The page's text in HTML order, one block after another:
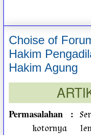
Choise of
Hakim
Hakim Agung
Permasalahan :
kotornya